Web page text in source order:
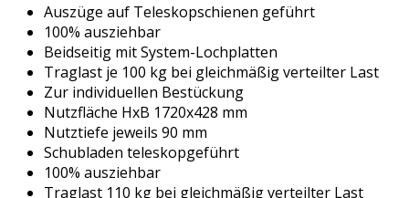
Auszüge auf Teleskopschienen geführt
100% ausziehbar
Beidseitig mit System-Lochplatten
Traglast je 100 kg bei gleichmäßig verteilter Last
Zur individuellen Bestückung
Nutzfläche HxB 1720x428 mm
Nutztiefe jeweils 90 mm
Schubladen teleskopgeführt
100% ausziehbar
Traglast 110 kg bei gleichmäßig verteilter Last